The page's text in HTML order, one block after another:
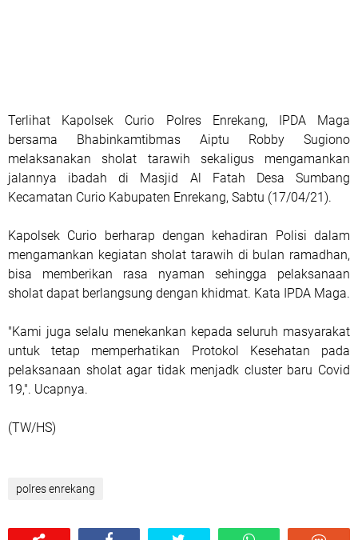
Terlihat Kapolsek Curio Polres Enrekang, IPDA Maga
bersama Bhabinkamtibmas Aiptu Robby Sugiono
melaksanakan sholat tarawih sekaligus mengamankan
jalannya ibadah di Masjid Al Fatah Desa Sumbang
Kecamatan Curio Kabupaten Enrekang, Sabtu (17/04/21).
Kapolsek Curio berharap dengan kehadiran Polisi dalam
mengamankan kegiatan sholat tarawih di bulan ramadhan,
bisa memberikan rasa nyaman sehingga pelaksanaan
sholat dapat berlangsung dengan khidmat. Kata IPDA Maga.
"Kami juga selalu menekankan kepada seluruh masyarakat
untuk tetap memperhatikan Protokol Kesehatan pada
pelaksanaan sholat agar tidak menjadk cluster baru Covid
19,". Ucapnya.
(TW/HS)
polres enrekang